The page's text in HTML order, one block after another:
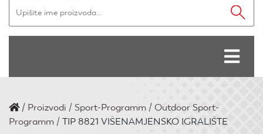
/ Proizvodi Sport-Programm
Outdoor Sport-
Programm
TIP 8821 VIŠENAMJENSKO IGRALIŠTE